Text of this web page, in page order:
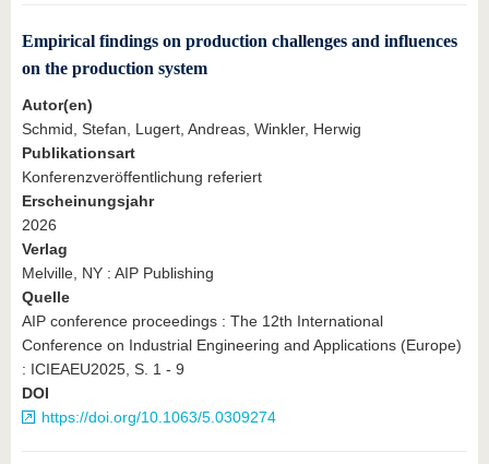
Empirical findings on production challenges and influences
on the production system
Autor(en)
Schmid, Stefan, Lugert, Andreas, Winkler, Herwig
Publikationsart
Konferenzveröffentlichung referiert
Erscheinungsjahr
2026
Verlag
Melville, NY : AIP Publishing
Quelle
AIP conference proceedings : The 12th International
Conference on Industrial Engineering and Applications (Europe)
: ICIEAEU2025, S. 1 - 9
DOI
https://doi.org/10.1063/5.0309274